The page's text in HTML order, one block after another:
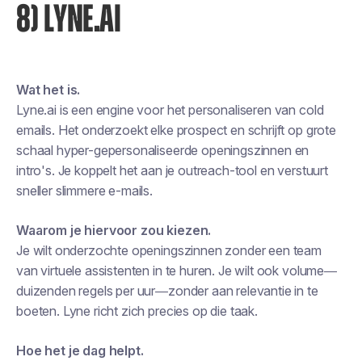
8) LYNE.AI
Wat het is.
Lyne.ai is een engine voor het personaliseren van cold
emails. Het onderzoekt elke prospect en schrijft op grote
schaal hyper-gepersonaliseerde openingszinnen en
intro's. Je koppelt het aan je outreach-tool en verstuurt
sneller slimmere e-mails.
Waarom je hiervoor zou kiezen.
Je wilt onderzochte openingszinnen zonder een team
van virtuele assistenten in te huren. Je wilt ook volume—
duizenden regels per uur—zonder aan relevantie in te
boeten. Lyne richt zich precies op die taak.
Hoe het je dag helpt.